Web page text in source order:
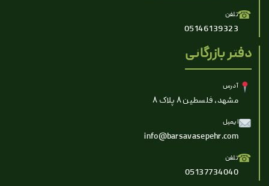
☎تلفن
05146139323
دفتر بازرگانی
آدرس
مشهد، فلسطین ۸ پلاک ۸
ایمیل
info@barsavasepehr.com
☎تلفن
05137734040